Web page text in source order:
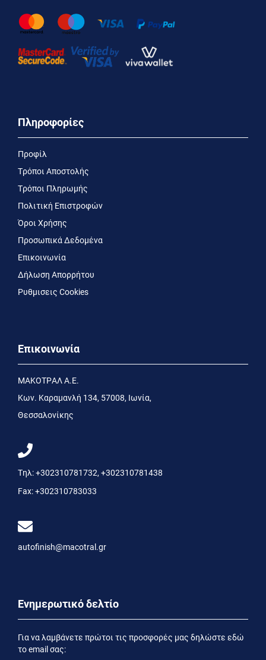
Πληροφορίες
Προφίλ
Τρόποι Αποστολής
Τρόποι Πληρωμής
Πολιτική Επιστροφών
Όροι Χρήσης
Προσωπικά Δεδομένα
Επικοινωνία
Δήλωση Απορρήτου
Ρυθμισεις Cookies
Επικοινωνία
MΑΚΟΤΡΑΛ Α.Ε.
Kων. Kαραμανλή 134, 57008, Ιωνία,
Θεσσαλονίκης
Τηλ:+302310781732, +302310781438
Fax:+302310783033
autofinish@macotral.gr
Ενημερωτικό δελτίο
Για να λαμβάνετε πρώτοι τις προσφορές μας δηλώστε εδώ
το email σας: